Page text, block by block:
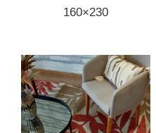
160×230